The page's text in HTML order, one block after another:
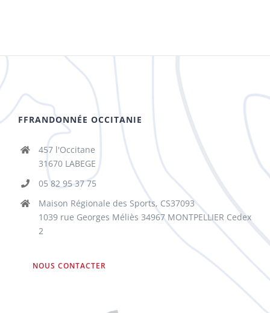
FFRANDONNÉE OCCITANIE
457 l'Occitane
31670 LABEGE
05 82 95 37 75
Maison Régionale des Sports, CS37093
1039 rue Georges Méliès 34967 MONTPELLIER Cedex
2
NOUS CONTACTER